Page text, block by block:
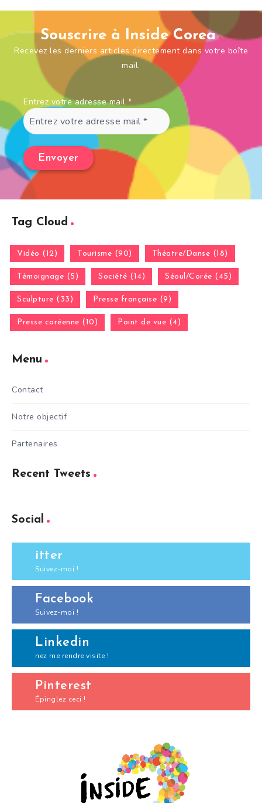
Souscrire à Inside Corea
Recevez les derniers articles directement dans votre boîte
mail.
Entrez votre adresse mail *
Tag Cloud
Vidéo (12) Tourisme (90) Théatre/Danse (18)
Témoignage (5) Société (14) Séoul/Corée (45)
Sculpture (33) Presse française (9)
Presse coréenne (10) Point de vue (4)
Menu
Contact
Notre objectif
Partenaires
Recent Tweets
Social
itter
Suivez-moi !
Facebook
Suivez-moi !
Linkedin
nez me rendre visite !
Pinterest
Épinglez ceci !